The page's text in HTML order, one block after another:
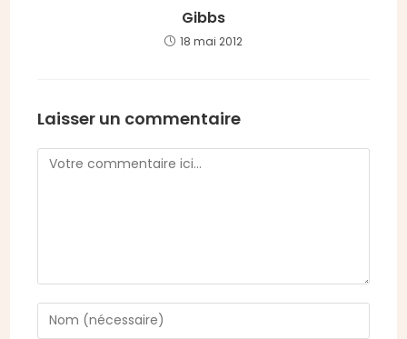
Gibbs
18 mai 2012
Laisser un commentaire
Comment
Enter
your